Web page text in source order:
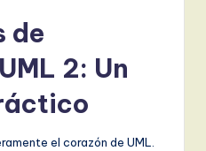
de
2: Un
el corazón de UML.